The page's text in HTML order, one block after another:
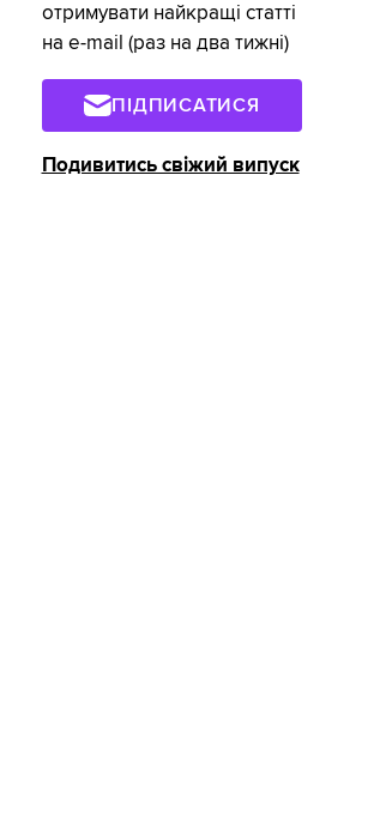
отримувати найкращі статті
на e-mail (раз на два тижні)
ПІДПИСАТИСЯ
Подивитись свіжий випуск